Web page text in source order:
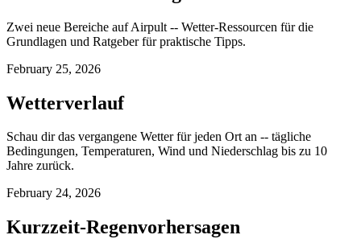
Zwei neue Bereiche auf Airpult -- Wetter-Ressourcen für die
Grundlagen und Ratgeber für praktische Tipps.
February 25, 2026
Wetterverlauf
Schau dir das vergangene Wetter für jeden Ort an -- tägliche
Bedingungen, Temperaturen, Wind und Niederschlag bis zu 10
Jahre zurück.
February 24, 2026
Kurzzeit-Regenvorhersagen